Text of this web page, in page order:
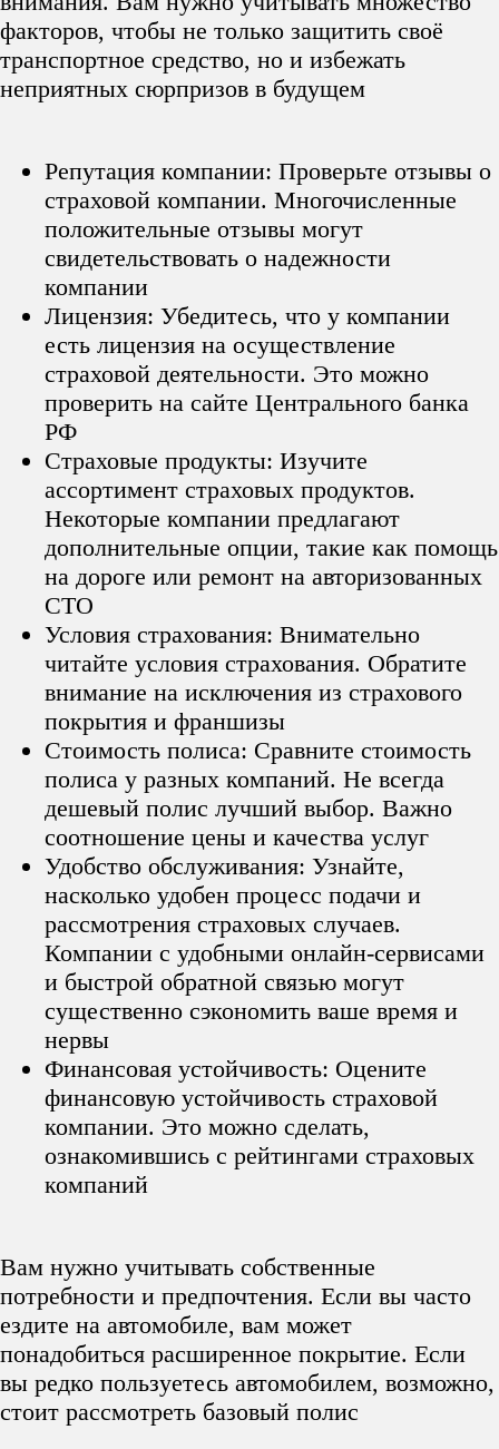
факторов, чтобы не только защитить своё
транспортное средство, но и избежать
неприятных сюрпризов в будущем
Репутация компании: Проверьте отзывы о
страховой компании. Многочисленные
положительные отзывы могут
свидетельствовать о надежности
компании
Лицензия: Убедитесь, что у компании
есть лицензия на осуществление
страховой деятельности. Это можно
проверить на сайте Центрального банка
РФ
Страховые продукты: Изучите
ассортимент страховых продуктов.
Некоторые компании предлагают
дополнительные опции, такие как помощь
на дороге или ремонт на авторизованных
СТО
Условия страхования: Внимательно
читайте условия страхования. Обратите
внимание на исключения из страхового
покрытия и франшизы
Стоимость полиса: Сравните стоимость
полиса у разных компаний. Не всегда
дешевый полис лучший выбор. Важно
соотношение цены и качества услуг
Удобство обслуживания: Узнайте,
насколько удобен процесс подачи и
рассмотрения страховых случаев.
Компании с удобными онлайн-сервисами
и быстрой обратной связью могут
существенно сэкономить ваше время и
нервы
Финансовая устойчивость: Оцените
финансовую устойчивость страховой
компании. Это можно сделать,
ознакомившись с рейтингами страховых
компаний
Вам нужно учитывать собственные
потребности и предпочтения. Если вы часто
ездите на автомобиле, вам может
понадобиться расширенное покрытие. Если
вы редко пользуетесь автомобилем, возможно,
стоит рассмотреть базовый полис